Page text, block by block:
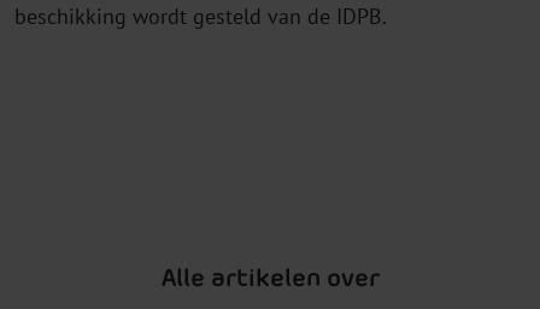
beschikking wordt gesteld van de IDPB.
Alle artikelen over